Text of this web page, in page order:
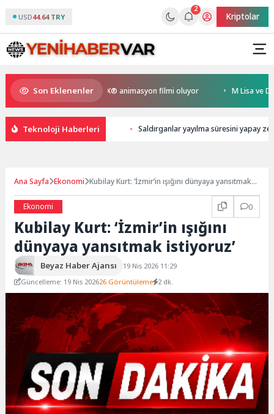
USD44.64 TRY
2
Kriptolar
Son Eklenenler
Kral Türkiye’nin ilk IMAX® animasyon filmi oluyor M Lisa ve Dolu
Teknoloji Haberleri Saldırganlar yayılma süresini yapay
Ana Sayfa Ekonomi Kubilay Kurt: ‘İzmir’in ışığını dünyaya yansıtmak
Ekonomi
0
Kubilay Kurt: ‘İzmir’in ışığını
dünyaya yansıtmak istiyoruz’
Beyaz Haber Ajansı
19 Nis 2026 11:29
Güncelleme: 19 Nis 202626 Görüntüleme 2 dk.